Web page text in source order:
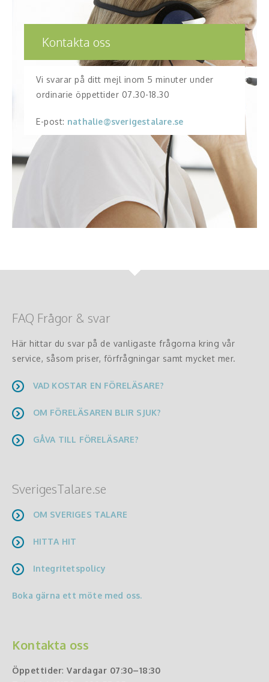
Kontakta oss
Vi svarar på ditt mejl inom 5 minuter under
ordinarie öppettider 07.30-18.30
E-post: nathalie@sverigestalare.se
FAQ Frågor & svar
Här hittar du svar på de vanligaste frågorna kring vår
service, såsom priser, förfrågningar samt mycket mer.
VAD KOSTAR EN FÖRELÄSARE?
OM FÖRELÄSAREN BLIR SJUK?
GÅVA TILL FÖRELÄSARE?
SverigesTalare.se
OM SVERIGES TALARE
HITTA HIT
Integritetspolicy
Boka gärna ett möte med oss.
Kontakta oss
Öppettider: Vardagar 07:30–18:30